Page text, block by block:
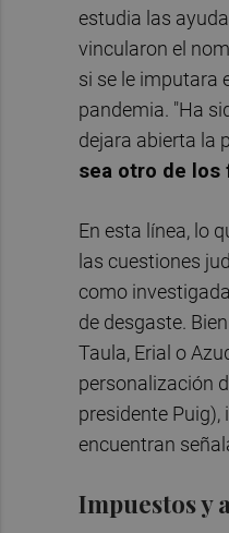
estudia las
vincularon el
si se le imputara
pandemia. "Ha
dejara abierta la
sea otro de los
En esta línea, lo
las cuestiones
como
de desgaste.
Taula, Erial o
personalización
presidente
encuentran
Impuestos y